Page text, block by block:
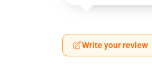
Write your review